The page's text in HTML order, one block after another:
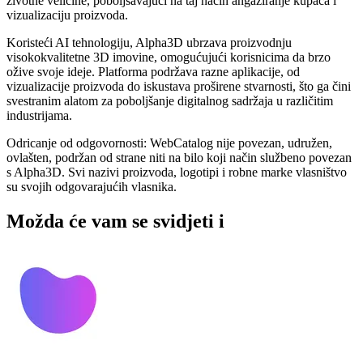
vizualizaciju proizvoda.
Koristeći AI tehnologiju, Alpha3D ubrzava proizvodnju
visokokvalitetne 3D imovine, omogućujući korisnicima da brzo
ožive svoje ideje. Platforma podržava razne aplikacije, od
vizualizacije proizvoda do iskustava proširene stvarnosti, što ga čini
svestranim alatom za poboljšanje digitalnog sadržaja u različitim
industrijama.
Odricanje od odgovornosti: WebCatalog nije povezan, udružen,
ovlašten, podržan od strane niti na bilo koji način službeno povezan
s Alpha3D. Svi nazivi proizvoda, logotipi i robne marke vlasništvo
su svojih odgovarajućih vlasnika.
Možda će vam se svidjeti i